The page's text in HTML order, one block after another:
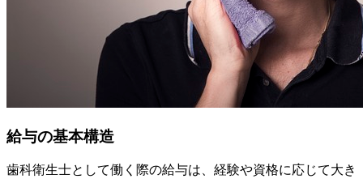
給与の基本構造
歯科衛生士として働く際の給与は、経験や資格に応じて大き